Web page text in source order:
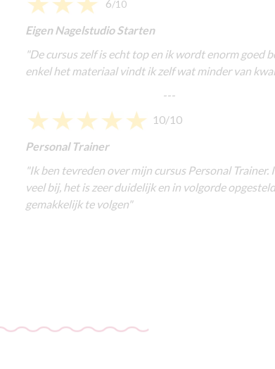
6/10
Eigen Nagelstudio Starten
"De cursus zelf is echt top en ik wordt enorm goed
enkel het materiaal vindt ik zelf wat minder van
---
10/10
Personal Trainer
"Ik ben tevreden over mijn cursus Personal Trainer.
veel bij, het is zeer duidelijk en in volgorde
gemakkelijk te volgen"